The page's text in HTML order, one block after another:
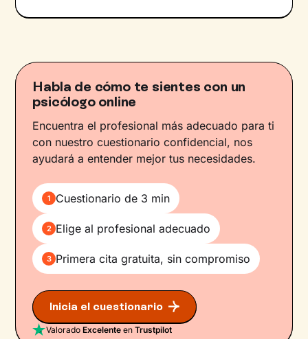
Habla de cómo te sientes con un
psicólogo online
Encuentra el profesional más adecuado para ti
con nuestro cuestionario confidencial, nos
ayudará a entender mejor tus necesidades.
1 Cuestionario de 3 min
2 Elige al profesional adecuado
3 Primera cita gratuita, sin compromiso
Inicia el cuestionario
ValoradoExcelente enTrustpilot